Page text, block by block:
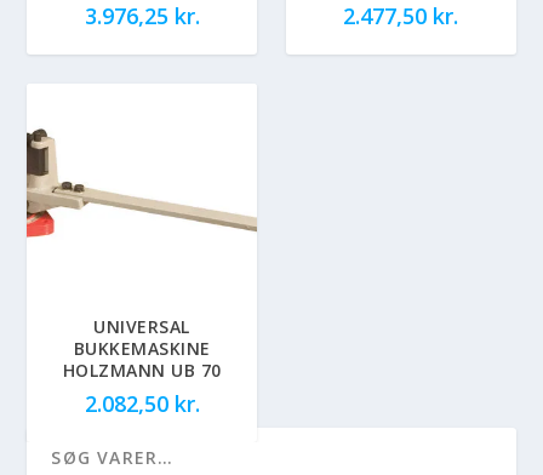
3.976,25 kr. 2.477,50 kr.
UNIVERSAL
BUKKEMASKINE
HOLZMANN UB 70
2.082,50 kr.